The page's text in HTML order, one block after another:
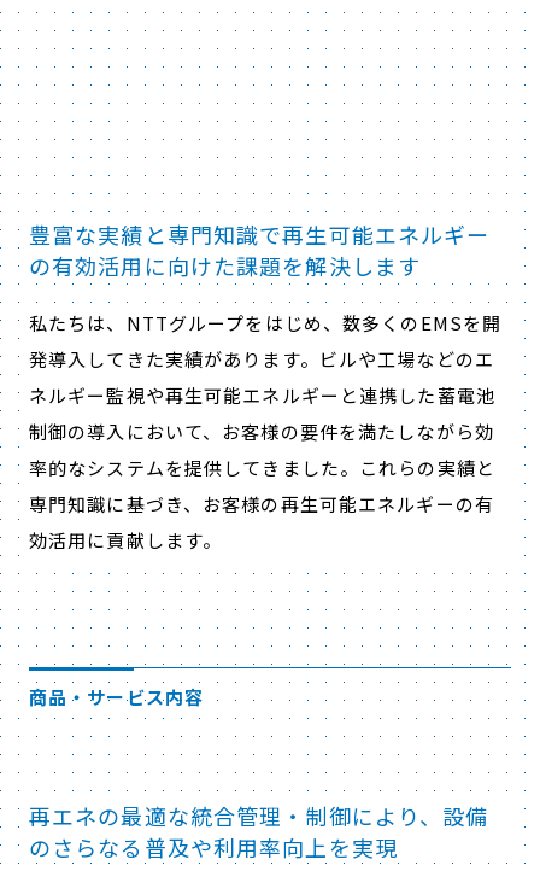
豊富な実績と専門知識で再生可能エネルギー
の有効活用に向けた課題を解決します
私たちは、NTTグループをはじめ、数多くのEMSを開
発導入してきた実績があります。ビルや工場などのエ
ネルギー監視や再生可能エネルギーと連携した蓄電池
制御の導入において、お客様の要件を満たしながら効
率的なシステムを提供してきました。これらの実績と
専門知識に基づき、お客様の再生可能エネルギーの有
効活用に貢献します。
商品・サービス内容
再エネの最適な統合管理・制御により、設備
のさらなる普及や利用率向上を実現